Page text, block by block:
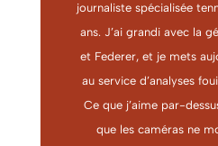
journaliste spécialisée
ans. J’ai grandi avec la
et Federer, et je mets
au service d’analyses
Ce que j’aime par-
que les caméras ne